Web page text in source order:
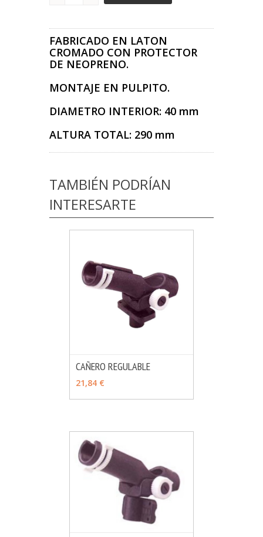
FABRICADO EN LATON
CROMADO CON PROTECTOR
DE NEOPRENO.
MONTAJE EN PULPITO.
DIAMETRO INTERIOR: 40 mm
ALTURA TOTAL: 290 mm
TAMBIÉN PODRÍAN
INTERESARTE
CAÑERO REGULABLE
21,84 €